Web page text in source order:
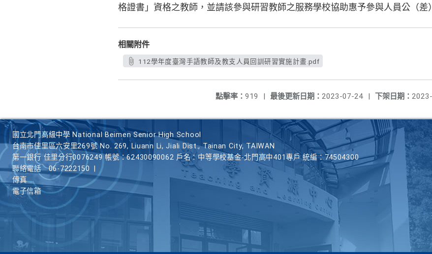
格證書」資格之教師，並請該參與研習教師之服務學校協助惠予參與人員公（差
相關附件
112學年度臺灣手語教師及教支人員回訓研習實施計畫.pdf
下架日期：
最後更新日期： 2023-07-24 |
點擊率： 919 |
國立北門高級中學 National Beimen Senior High School
台南市佳里區六安里269號 No. 269, Liuann Li, Jiali Dist., Tainan City, TAIWAN
第一銀行 佳里分行0076249 帳號：62430090062 戶名：中等學校基金-北門高中401專戶 統編：74504300
聯絡電話
06-7222150
傳真
電子信箱